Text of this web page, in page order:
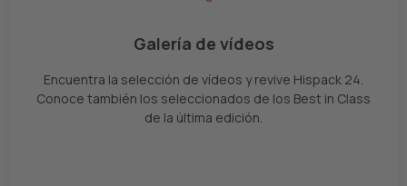
Galería de vídeos
Encuentra la selección de vídeos y revive Hispack 24.
Conoce también los seleccionados de los Best in Class
de la última edición.